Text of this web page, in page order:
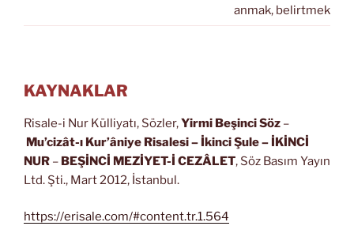
anmak, belirtmek
KAYNAKLAR
Risale-i Nur Külliyatı, Sözler,Yirmi Beşinci Söz –
Mu’cizât-ı Kur’âniye Risalesi– İkinci Şule – İKİNCİ
NUR – BEŞİNCİ MEZİYET-İ CEZÂLET, Söz Basım Yayın
Ltd. Şti., Mart 2012, İstanbul.
https://erisale.com/#content.tr.1.564